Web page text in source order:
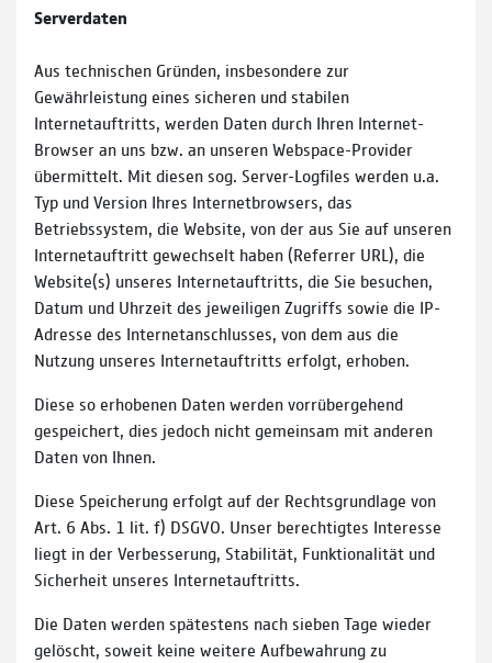
Serverdaten
Aus technischen Gründen, insbesondere zur
Gewährleistung eines sicheren und stabilen
Internetauftritts, werden Daten durch Ihren Internet-
Browser an uns bzw. an unseren Webspace-Provider
übermittelt. Mit diesen sog. Server-Logfiles werden u.a.
Typ und Version Ihres Internetbrowsers, das
Betriebssystem, die Website, von der aus Sie auf unseren
Internetauftritt gewechselt haben (Referrer URL), die
Website(s) unseres Internetauftritts, die Sie besuchen,
Datum und Uhrzeit des jeweiligen Zugriffs sowie die IP-
Adresse des Internetanschlusses, von dem aus die
Nutzung unseres Internetauftritts erfolgt, erhoben.
Diese so erhobenen Daten werden vorrübergehend
gespeichert, dies jedoch nicht gemeinsam mit anderen
Daten von Ihnen.
Diese Speicherung erfolgt auf der Rechtsgrundlage von
Art. 6 Abs. 1 lit. f) DSGVO. Unser berechtigtes Interesse
liegt in der Verbesserung, Stabilität, Funktionalität und
Sicherheit unseres Internetauftritts.
Die Daten werden spätestens nach sieben Tage wieder
gelöscht, soweit keine weitere Aufbewahrung zu